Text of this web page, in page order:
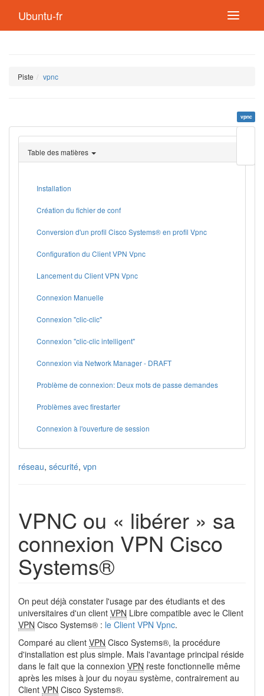
Ubuntu-fr
Piste vpnc
vpnc
page
Table des matières
Installation
Création du fichier de conf
Conversion d'un profil Cisco Systems® en profil Vpnc
Configuration du Client VPN Vpnc
Lancement du Client VPN Vpnc
Connexion Manuelle
Connexion "clic-clic"
Connexion "clic-clic intelligent"
Connexion via Network Manager - DRAFT
Problème de connexion: Deux mots de passe demandes
Problèmes avec firestarter
Connexion à l'ouverture de session
réseau, sécurité, vpn
VPNC ou « libérer » sa
connexion VPN Cisco
Systems®
On peut déjà constater l'usage par des étudiants et des
universitaires d'un client VPN Libre compatible avec le Client
VPN Cisco Systems® : le Client VPN Vpnc.
Comparé au client VPN Cisco Systems®, la procédure
d'installation est plus simple. Mais l'avantage principal réside
dans le fait que la connexion VPN reste fonctionnelle même
après les mises à jour du noyau système, contrairement au
Client VPN Cisco Systems®.